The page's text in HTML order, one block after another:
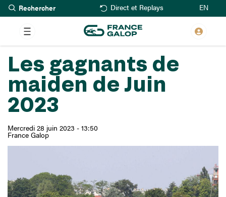
Aller
au
contenu
principal
Rechercher Direct et Replays EN
Les gagnants de
maiden de Juin
2023
Mercredi 28 juin 2023 - 13:50
France Galop